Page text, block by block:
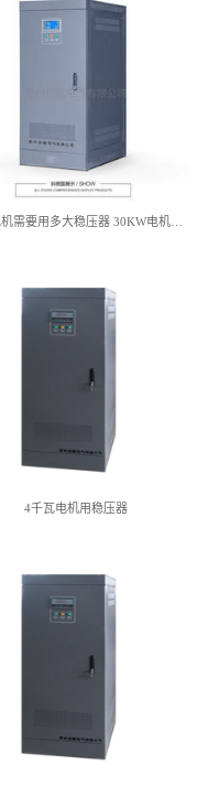
30kw电机需要用多大稳压器 30KW电机用稳压器
4千瓦电机用稳压器
查看详情
带多少电机